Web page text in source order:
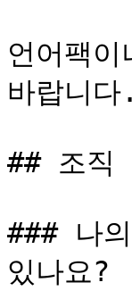
언어팩
바랍니다.
## 조직
### 나
있나요?